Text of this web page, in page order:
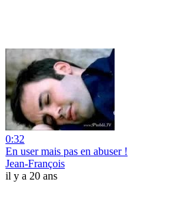
0:32
En user mais pas en abuser !
Jean-François
il y a 20 ans